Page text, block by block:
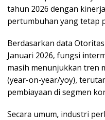
b
o
o
k
s
A
p
p
tahun 2026 dengan
pertumbuhan yang tetap
Berdasarkan data Otoritas
Januari 2026, fungsi
masih menunjukkan tren
(year-on-year/yoy),
pembiayaan di segmen
Secara umum, industri